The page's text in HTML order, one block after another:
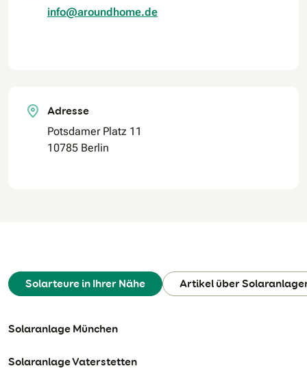
info@aroundhome.de
Adresse
Potsdamer Platz 11
10785 Berlin
Solarteure in Ihrer Nähe Artikel über
Solaranlage München
Solaranlage Vaterstetten